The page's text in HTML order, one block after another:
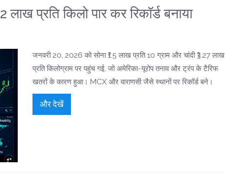
लाख प्रति किलो पार कर रिकॉर्ड बनाया
जनवरी 20, 2026 को सोना ₹1.5 लाख प्रति 10 ग्राम और चांदी ₹3.27 लाख
प्रति किलोग्राम पर पहुंच गई, जो अमेरिका-यूरोप तनाव और ट्रंप के टैरिफ
खतरों के कारण हुआ। MCX और वाराणसी जैसे स्थानों पर रिकॉर्ड बने।
और देखें